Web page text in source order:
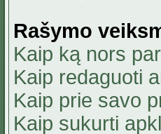
Rašymo
Kaip ką nors
Kaip redaguoti
Kaip prie savo
Kaip sukurti